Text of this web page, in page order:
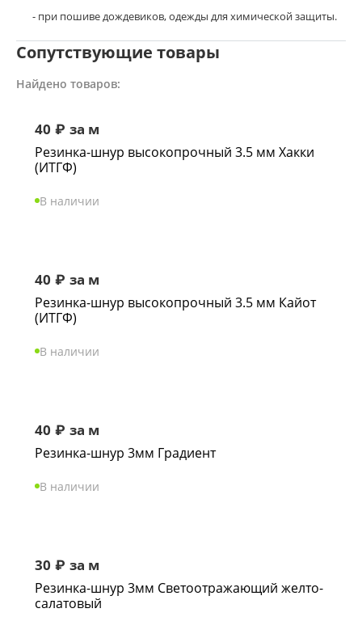
- при пошиве дождевиков, одежды для химической защиты.
Сопутствующие товары
Найдено товаров:
40 ₽ за м
Резинка-шнур высокопрочный 3.5 мм Хакки
(ИТГФ)
В наличии
40 ₽ за м
Резинка-шнур высокопрочный 3.5 мм Кайот
(ИТГФ)
В наличии
40 ₽ за м
Резинка-шнур 3мм Градиент
В наличии
30 ₽ за м
Резинка-шнур 3мм Светоотражающий желто-
салатовый